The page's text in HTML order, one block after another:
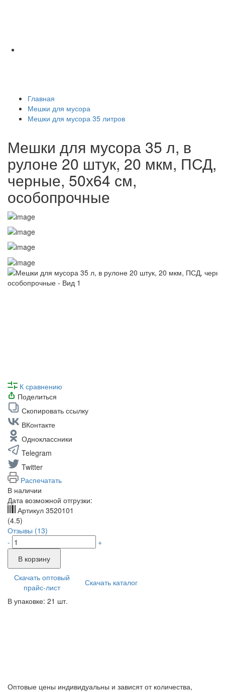
Главная
Мешки для мусора
Мешки для мусора 35 литров
Мешки для мусора 35 л, в
рулоне 20 штук, 20 мкм, ПСД,
черные, 50х64 см,
особопрочные
К сравнению
Поделиться
Скопировать ссылку
ВКонтакте
Одноклассники
Telegram
Twitter
Распечатать
В наличии
Дата возможной отгрузки:
Артикул 3520101
(4.5)
Отзывы (13)
-
+
В корзину
Скачать оптовый
прайс-лист
Скачать каталог
В упаковке: 21 шт.
Оптовые цены индивидуальны и зависят от количества,